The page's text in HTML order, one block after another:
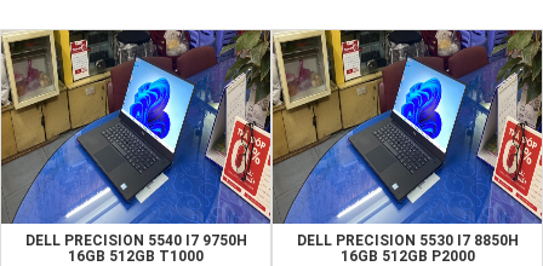
DELL PRECISION 5540 I7 9750H
16GB 512GB T1000
DELL PRECISION 5530 I7 8850H
16GB 512GB P2000